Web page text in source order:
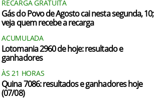
RECARGA GRATUITA
Gás do Povo de Agosto cai nesta segunda, 10;
veja quem recebe a recarga
ACUMULADA
Lotomania 2960 de hoje: resultado e
ganhadores
ÀS 21 HORAS
Quina 7086: resultados e ganhadores hoje
(07/08)